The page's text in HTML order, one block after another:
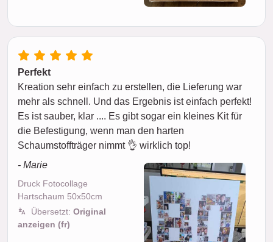
Perfekt
Kreation sehr einfach zu erstellen, die Lieferung war
mehr als schnell. Und das Ergebnis ist einfach perfekt!
Es ist sauber, klar .... Es gibt sogar ein kleines Kit für
die Befestigung, wenn man den harten
Schaumstoffträger nimmt 👌 wirklich top!
- Marie
Druck Fotocollage
Hartschaum 50x50cm
Übersetzt: Original
anzeigen (fr)